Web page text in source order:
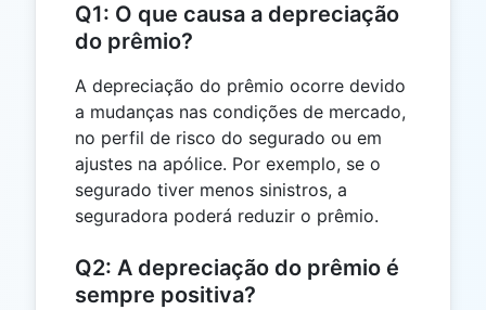
Q1: O que causa a depreciação
do prêmio?
A depreciação do prêmio ocorre devido
a mudanças nas condições de mercado,
no perfil de risco do segurado ou em
ajustes na apólice. Por exemplo, se o
segurado tiver menos sinistros, a
seguradora poderá reduzir o prêmio.
Q2: A depreciação do prêmio é
sempre positiva?